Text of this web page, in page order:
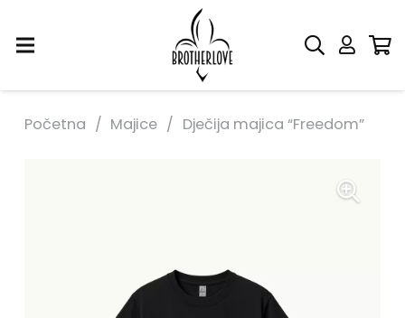
Početna / Majice / Dječija majica “Freedom”